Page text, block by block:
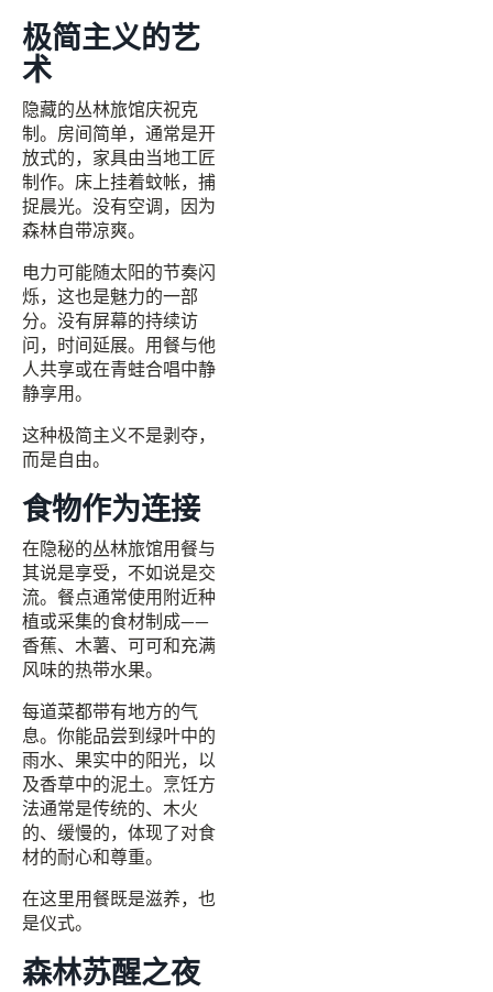
极简主义的艺
术
隐藏的丛林旅馆庆祝克
制。房间简单，通常是开
放式的，家具由当地工匠
制作。床上挂着蚊帐，捕
捉晨光。没有空调，因为
森林自带凉爽。
电力可能随太阳的节奏闪
烁，这也是魅力的一部
分。没有屏幕的持续访
问，时间延展。用餐与他
人共享或在青蛙合唱中静
静享用。
这种极简主义不是剥夺，
而是自由。
食物作为连接
在隐秘的丛林旅馆用餐与
其说是享受，不如说是交
流。餐点通常使用附近种
植或采集的食材制成——
香蕉、木薯、可可和充满
风味的热带水果。
每道菜都带有地方的气
息。你能品尝到绿叶中的
雨水、果实中的阳光，以
及香草中的泥土。烹饪方
法通常是传统的、木火
的、缓慢的，体现了对食
材的耐心和尊重。
在这里用餐既是滋养，也
是仪式。
森林苏醒之夜